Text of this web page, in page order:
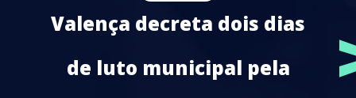
Valença decreta dois dias
de luto municipal pela